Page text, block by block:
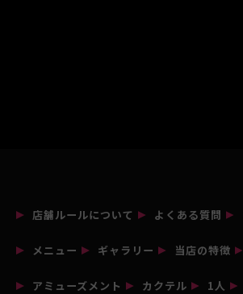
店舗ルールについて よくある質問
メニュー ギャラリー 当店の特徴
アミューズメント カクテル 1人